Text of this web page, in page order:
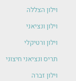
וילון הצללה
וילון ונציאני
וילון ורטיקלי
תריס ונציאני חיצוני
וילון זברה